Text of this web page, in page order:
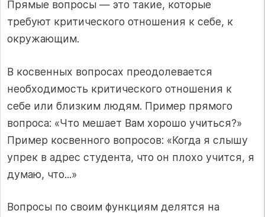
Прямые вопросы — это такие, которые
требуют критического отношения к себе, к
окружающим.
В косвенных вопросах преодолевается
необходимость критического отношения к
себе или близким людям. Пример прямого
вопроса: «Что мешает Вам хорошо учиться?»
Пример косвенного вопросов: «Когда я слышу
упрек в адрес студента, что он плохо учится, я
думаю, что...»
Вопросы по своим функциям делятся на